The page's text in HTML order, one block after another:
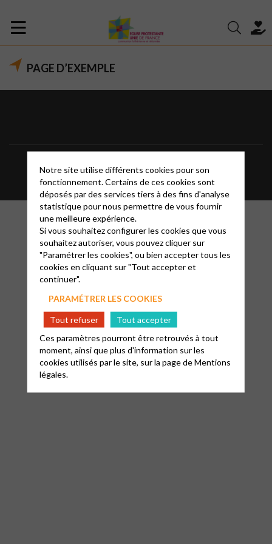
PAGE D’EXEMPLE
Notre site utilise différents cookies pour son
fonctionnement. Certains de ces cookies sont
déposés par des services tiers à des fins d'analyse
statistique pour nous permettre de vous fournir
une meilleure expérience.
Si vous souhaitez configurer les cookies que vous
souhaitez autoriser, vous pouvez cliquer sur
"Paramétrer les cookies", ou bien accepter tous les
cookies en cliquant sur "Tout accepter et
continuer".
PARAMÉTRER LES COOKIES
Tout refuser
Tout accepter
Ces paramètres pourront être retrouvés à tout
moment, ainsi que plus d'information sur les
cookies utilisés par le site, sur la page deMentions
légales.